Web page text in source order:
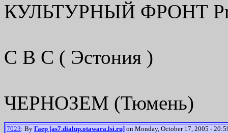
КУЛЬТУРНЫЙ ФРОНТ
С В С ( Эстония )
ЧЕРНОЗЕМ (Тюмень)
7023: By Гаер [as7.dialup.otawara.lsi.ru] on Monday, October 17, 2005 -